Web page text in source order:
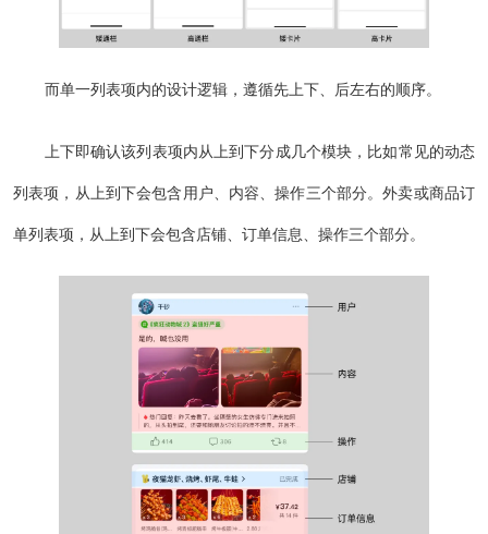
而单一列表项内的设计逻辑，遵循先上下、后左右的顺序。
上下即确认该列表项内从上到下分成几个模块，比如常见的动态
列表项，从上到下会包含用户、内容、操作三个部分。外卖或商品订
单列表项，从上到下会包含店铺、订单信息、操作三个部分。